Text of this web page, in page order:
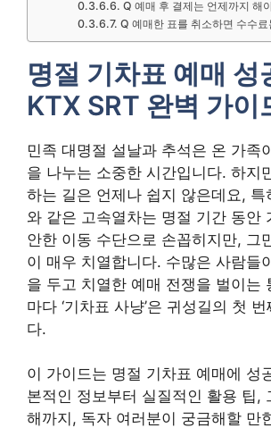
Q 예매 후 결제는 언제까지 해
Q 예매한 표를 취소하면 수수료
명절 기차표 예매 성
KTX SRT 완벽 가이
민족 대명절 설날과 추석은 온 가족
을 나누는 소중한 시간입니다. 하지
하는 길은 언제나 쉽지 않은데요, 특
와 같은 고속열차는 명절 기간 동안
안한 이동 수단으로 손꼽히지만, 그
이 매우 치열합니다. 수많은 사람들
을 두고 치열한 예매 전쟁을 벌이는
마다 ‘기차표 사냥’은 귀성길의 첫
다.
이 가이드는 명절 기차표 예매에 성
본적인 정보부터 실질적인 활용 팁,
해까지, 독자 여러분이 궁금해할 만